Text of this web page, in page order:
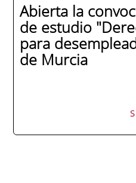
Abierta la
de estudio
para
de Murcia